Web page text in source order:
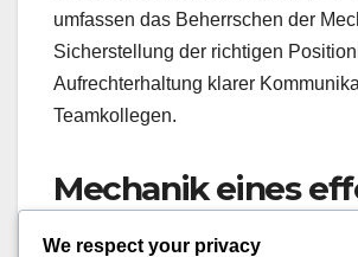
umfassen das Beherrschen der
Sicherstellung der richtigen
Aufrechterhaltung klarer
Teamkollegen.
Mechanik eines
Relay-Wurfs
We respect your privacy